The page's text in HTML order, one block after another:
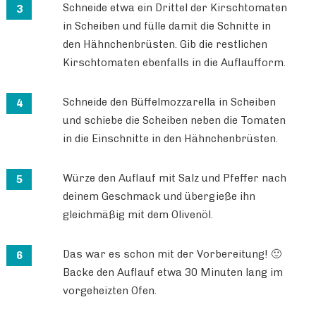
Schneide etwa ein Drittel der Kirschtomaten
in Scheiben und fülle damit die Schnitte in
den Hähnchenbrüsten. Gib die restlichen
Kirschtomaten ebenfalls in die Auflaufform.
Schneide den Büffelmozzarella in Scheiben
und schiebe die Scheiben neben die Tomaten
in die Einschnitte in den Hähnchenbrüsten.
Würze den Auflauf mit Salz und Pfeffer nach
deinem Geschmack und übergieße ihn
gleichmäßig mit dem Olivenöl.
Das war es schon mit der Vorbereitung! 🙂
Backe den Auflauf etwa 30 Minuten lang im
vorgeheizten Ofen.